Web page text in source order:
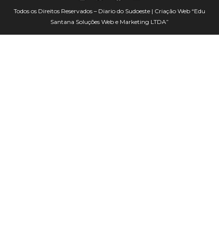
Todos os Direitos Reservados – Diario do Sudoeste | Criação Web “Edu
Santana Soluções Web e Marketing LTDA”